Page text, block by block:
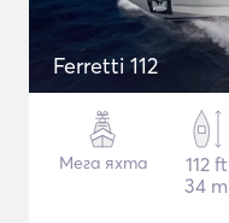
Ferretti 112
Мега яхта
112 ft
34 m